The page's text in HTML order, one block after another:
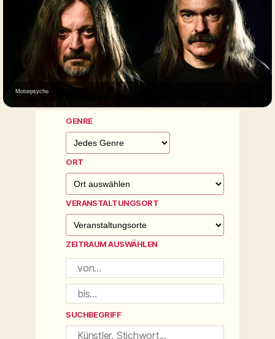
Motorpsycho
GENRE
ORT
VERANSTALTUNGSORT
ZEITRAUM AUSWÄHLEN
SUCHBEGRIFF